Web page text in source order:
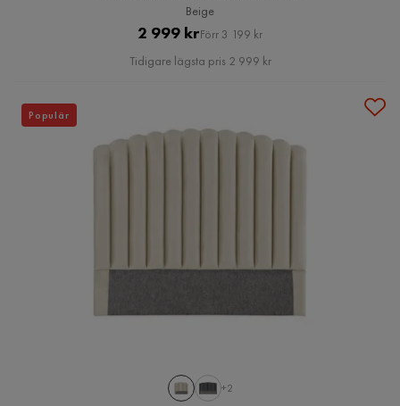
Beige
Pris
2 999 krOriginal
Pris
Förr 3 199 kr
Tidigare lägsta pris 2 999 kr
+2
Populär